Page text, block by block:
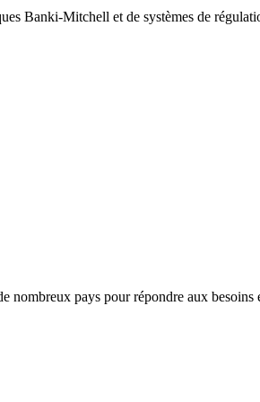
Banki-Mitchell et de systèmes de
nombreux pays pour répondre aux besoins